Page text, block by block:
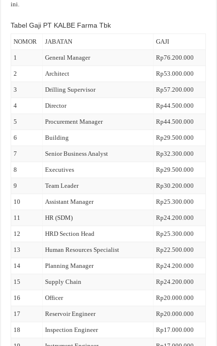
ini.
Tabel Gaji PT KALBE Farma Tbk
NOMOR JABATAN GAJI
1 General Manager Rp76.200.000
2 Architect Rp53.000.000
3 Drilling Supervisor Rp57.200.000
4 Director Rp44.500.000
5 Procurement Manager Rp44.500.000
6 Building Rp29.500.000
7 Senior Business Analyst Rp32.300.000
8 Executives Rp29.500.000
9 Team Leader Rp30.200.000
10 Assistant Manager Rp25.300.000
11 HR (SDM) Rp24.200.000
12 HRD Section Head Rp25.300.000
13 Human Resources Specialist Rp22.500.000
14 Planning Manager Rp24.200.000
15 Supply Chain Rp24.200.000
16 Officer Rp20.000.000
17 Reservoir Engineer Rp20.000.000
18 Inspection Engineer Rp17.000.000